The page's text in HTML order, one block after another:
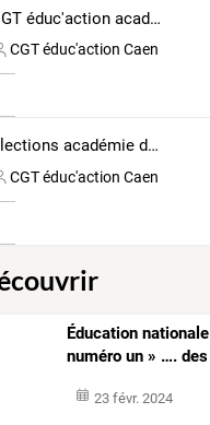
CGT éduc'action académie de Caen - Normandie
CGT éduc'action Caen
& Etudes
Elections académie de Caen 2018 - CGT
CGT éduc'action Caen
& Etudes
Éducation nationale
numéro un » …. des
23 févr. 2024